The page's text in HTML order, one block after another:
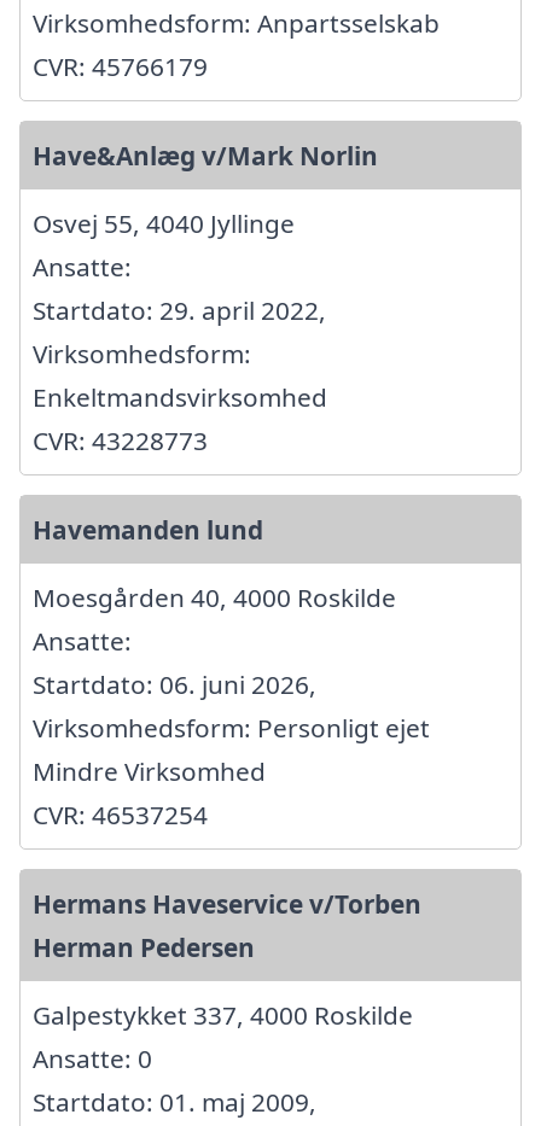
Virksomhedsform: Anpartsselskab
CVR: 45766179
Have&Anlæg v/Mark Norlin
Osvej 55, 4040 Jyllinge
Ansatte:
Startdato: 29. april 2022,
Virksomhedsform:
Enkeltmandsvirksomhed
CVR: 43228773
Havemanden lund
Moesgården 40, 4000 Roskilde
Ansatte:
Startdato: 06. juni 2026,
Virksomhedsform: Personligt ejet
Mindre Virksomhed
CVR: 46537254
Hermans Haveservice v/Torben
Herman Pedersen
Galpestykket 337, 4000 Roskilde
Ansatte: 0
Startdato: 01. maj 2009,